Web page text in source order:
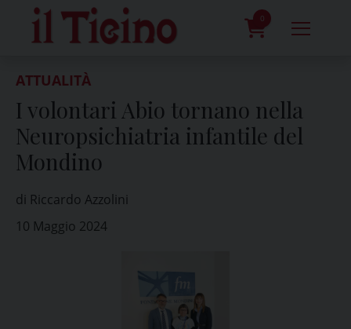
content
0
ATTUALITÀ
I volontari Abio tornano nella
Neuropsichiatria infantile del
Mondino
di Riccardo Azzolini
10 Maggio 2024